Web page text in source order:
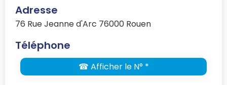
Adresse
76 Rue Jeanne d'Arc 76000 Rouen
Téléphone
☎ Afficher le N° *